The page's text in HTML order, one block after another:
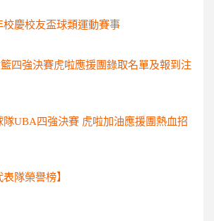
慶校友盃球類運動賽事
四強決賽虎啦應援團錄取名單及報到注
UBA四強決賽 虎啦加油應援團熱血招
隊榮譽榜】